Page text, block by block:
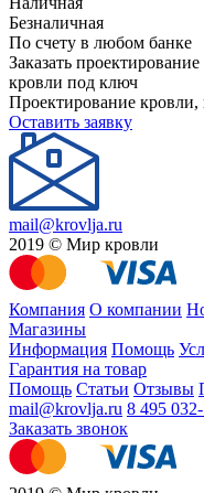
Безналичная
По счету в любом банке
Заказать проектирование
кровли под ключ
Проектирование кровли,
Оставить заявку
mail@krovlja.ru
2019 © Мир кровли
Компания О компании
Магазины
Информация Помощь
Гарантия на товар
Помощь Статьи Отзывы
mail@krovlja.ru 8 495
Заказать звонок